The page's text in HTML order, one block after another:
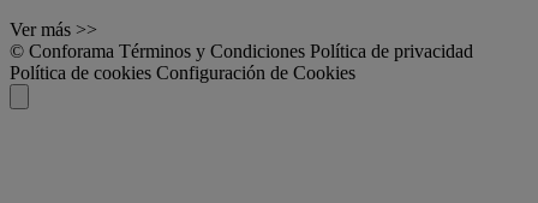
Ver más >>
© Conforama Términos y Condiciones Política de privacidad
Política de cookies Configuración de Cookies